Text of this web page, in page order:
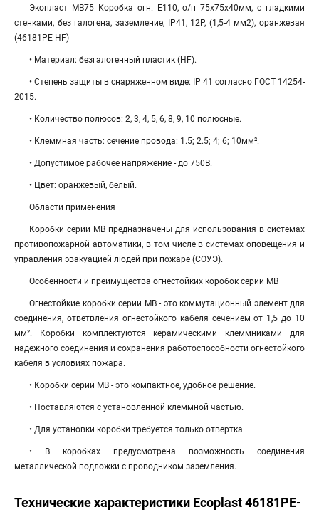
Экопласт MB75 Коробка огн. E110, о/п 75х75х40мм, с гладкими
стенками, без галогена, заземление, IP41, 12P, (1,5-4 мм2), оранжевая
(46181PE-HF)
• Материал: безгалогенный пластик (HF).
• Степень защиты в снаряженном виде: IP 41 согласно ГОСТ 14254-
2015.
• Количество полюсов: 2, 3, 4, 5, 6, 8, 9, 10 полюсные.
• Клеммная часть: cечение провода: 1.5; 2.5; 4; 6; 10мм².
• Допустимое рабочее напряжение - до 750В.
• Цвет: оранжевый, белый.
Области применения
Коробки серии МВ предназначены для использования в системах
противопожарной автоматики, в том числе в системах оповещения и
управления эвакуацией людей при пожаре (СОУЭ).
Особенности и преимущества огнестойких коробок серии МВ
Огнестойкие коробки серии МВ - это коммутационный элемент для
соединения, ответвления огнестойкого кабеля сечением от 1,5 до 10
мм². Коробки комплектуются керамическими клеммниками для
надежного соединения и сохранения работоспособности огнестойкого
кабеля в условиях пожара.
• Коробки серии МВ - это компактное, удобное решение.
• Поставляются с установленной клеммной частью.
• Для установки коробки требуется только отвертка.
• В коробках предусмотрена возможность соединения
металлической подложки с проводником заземления.
Технические характеристики Ecoplast 46181PE-